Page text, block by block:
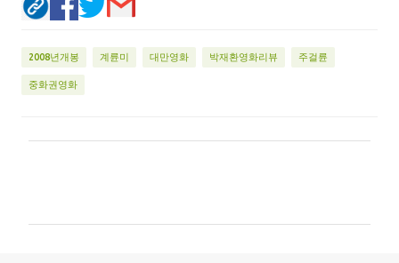
2008년개봉 계륜미 대만영화 박재환영화리뷰 주걸륜
중화권영화